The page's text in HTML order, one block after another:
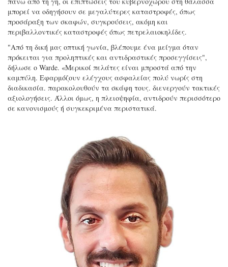
μπορεί να οδηγήσουν σε μεγαλύτερες καταστροφές, όπως
προσάραξη των σκαφών, συγκρούσεις, ακόμη και
περιβαλλοντικές καταστροφές όπως πετρελαιοκηλίδες.
"Από τη δική μας οπτική γωνία, βλέπουμε ένα μείγμα όταν
πρόκειται για προληπτικές και αντιδραστικές προσεγγίσεις",
δήλωσε ο Warde. «Μερικοί πελάτες είναι μπροστά από την
καμπύλη. Εφαρμόζουν ελέγχους ασφαλείας πολύ νωρίς στη
διαδικασία. παρακολουθούν τα σκάφη τους. διενεργούν τακτικές
αξιολογήσεις. Άλλοι όμως, η πλειοψηφία, αντιδρούν περισσότερο
σε κανονισμούς ή συγκεκριμένα περιστατικά.